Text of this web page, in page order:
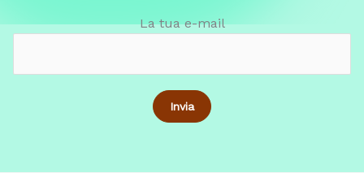
La tua e-mail